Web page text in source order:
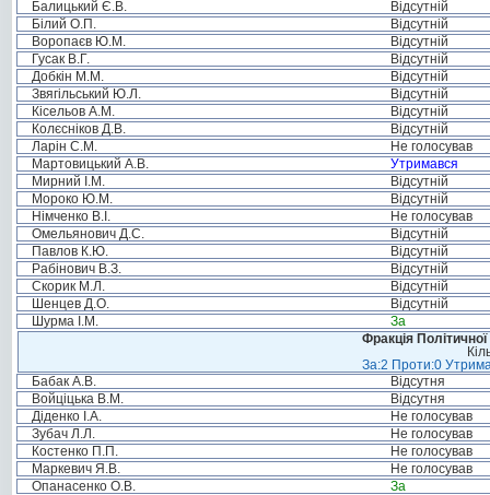
Балицький Є.В.
Відсутній
Білий О.П.
Відсутній
Воропаєв Ю.М.
Відсутній
Гусак В.Г.
Відсутній
Добкін М.М.
Відсутній
Звягільський Ю.Л.
Відсутній
Кісельов А.М.
Відсутній
Колєсніков Д.В.
Відсутній
Ларін С.М.
Не голосував
Мартовицький А.В.
Утримався
Мирний І.М.
Відсутній
Мороко Ю.М.
Відсутній
Німченко В.І.
Не голосував
Омельянович Д.С.
Відсутній
Павлов К.Ю.
Відсутній
Рабінович В.З.
Відсутній
Скорик М.Л.
Відсутній
Шенцев Д.О.
Відсутній
Шурма І.М.
За
Фракція
За:2 Проти:0
Бабак А.В.
Відсутня
Войціцька В.М.
Відсутня
Діденко І.А.
Не голосував
Зубач Л.Л.
Не голосував
Костенко П.П.
Не голосував
Маркевич Я.В.
Не голосував
Опанасенко О.В.
За